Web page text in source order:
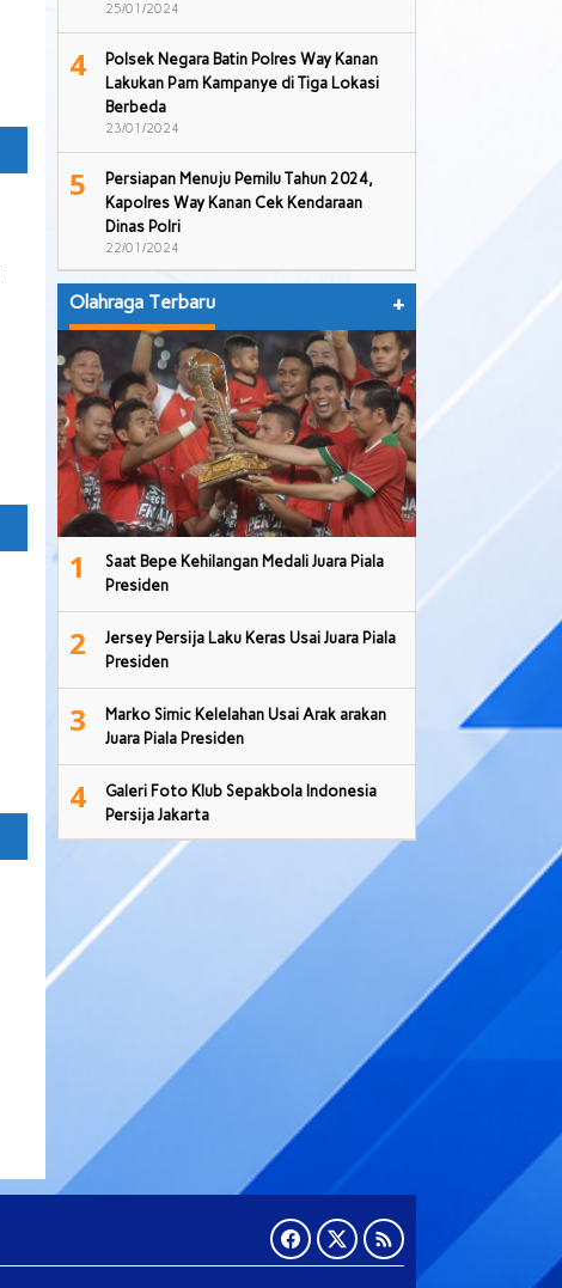
25/01/2024
4
Polsek Negara Batin Polres Way Kanan
Lakukan Pam Kampanye di Tiga Lokasi
Berbeda
23/01/2024
5
Persiapan Menuju Pemilu Tahun 2024,
Kapolres Way Kanan Cek Kendaraan
Dinas Polri
22/01/2024
Olahraga Terbaru +
1
Saat Bepe Kehilangan Medali Juara Piala
Presiden
2
Jersey Persija Laku Keras Usai Juara Piala
Presiden
3
Marko Simic Kelelahan Usai Arak arakan
Juara Piala Presiden
4
Galeri Foto Klub Sepakbola Indonesia
Persija Jakarta